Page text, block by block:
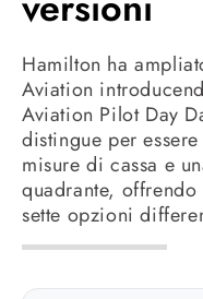
Hamilton ha
Aviation
Aviation Pilot Day
distingue per
misure di cassa e
quadrante,
sette opzioni